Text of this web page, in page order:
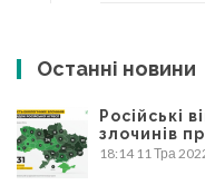
Останні новини
Російські
злочинів
18:14 11 Тра